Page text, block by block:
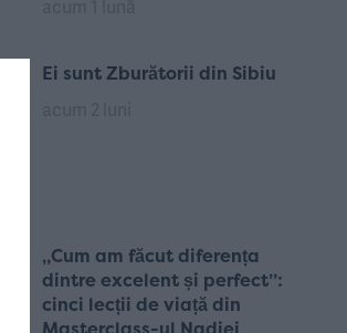
Ei sunt Zburătorii din Sibiu
„Cum am făcut diferența
dintre excelent și perfect”:
cinci lecții de viață din